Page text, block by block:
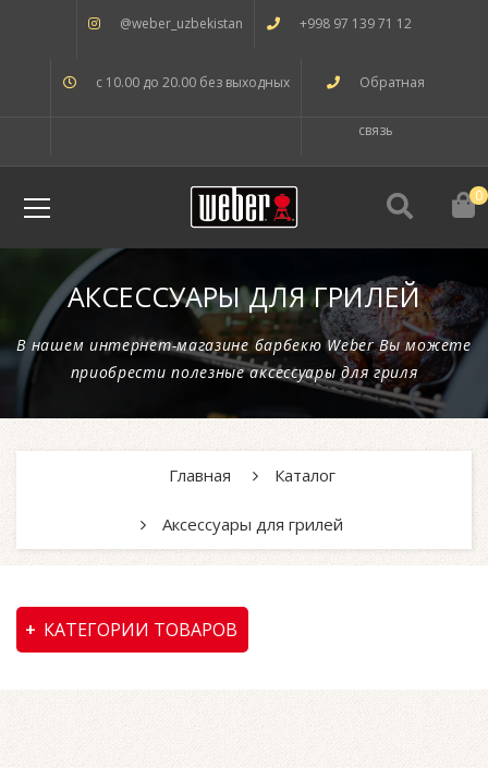
@weber_uzbekistan +998 97 139 71 12
с 10.00 до 20.00 без выходных Обратная
связь
0
АКСЕССУАРЫ ДЛЯ ГРИЛЕЙ
В нашем интернет-магазине барбекю Weber Вы можете
приобрести полезные аксессуары для гриля
Главная Каталог
Аксессуары для грилей
КАТЕГОРИИ ТОВАРОВ